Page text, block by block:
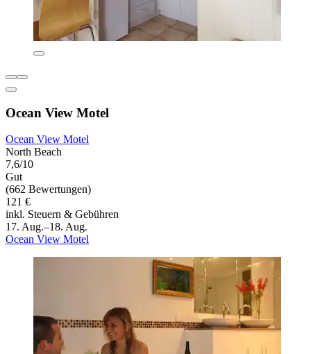
Ocean View Motel
Ocean View Motel
North Beach
7,6/10
Gut
(662 Bewertungen)
121 €
inkl. Steuern & Gebühren
17. Aug.–18. Aug.
Ocean View Motel